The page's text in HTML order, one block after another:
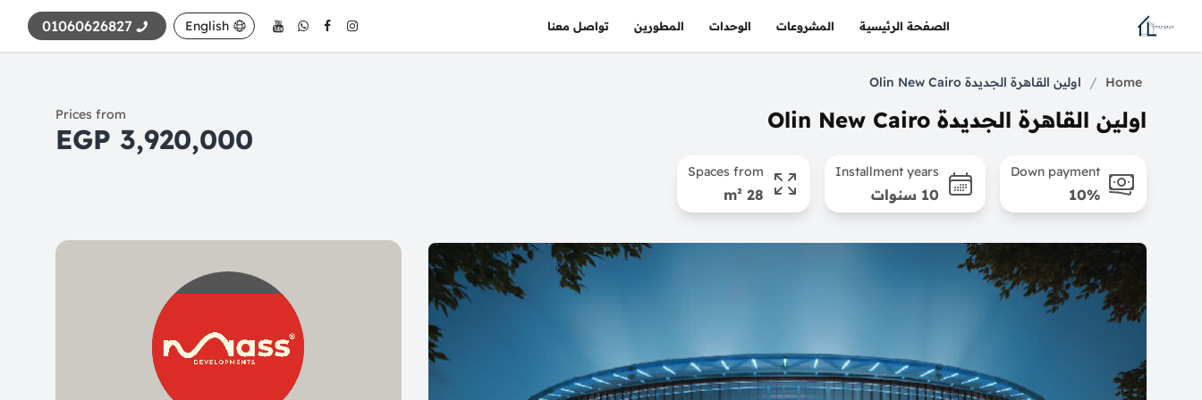
الصفحة الرئيسية المشروعات الوحدات المطورين تواصل معنا English
01060626827
Home
/ اولين القاهرة الجديدة Olin New Cairo
اولين القاهرة الجديدة Olin New Cairo
Down payment
10%
Installment years
10 سنوات
Spaces from
28 m²
Prices from
3,920,000 EGP